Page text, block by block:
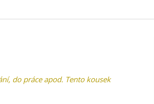
do práce apod. Tento kousek